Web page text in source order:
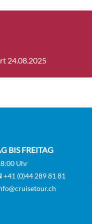
24.08.2025
BIS FREITAG
Uhr
+41 (0)44 289 81 81